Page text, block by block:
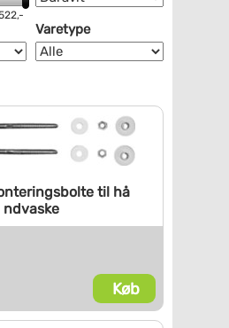
Varetype
til hå
ndvaske
Køb